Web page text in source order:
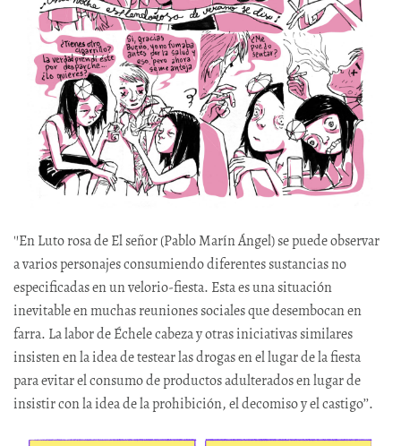
''En Luto rosa de El señor (Pablo Marín Ángel) se puede observar
a varios personajes consumiendo diferentes sustancias no
especificadas en un velorio-fiesta. Esta es una situación
inevitable en muchas reuniones sociales que desembocan en
farra. La labor de Échele cabeza y otras iniciativas similares
insisten en la idea de testear las drogas en el lugar de la fiesta
para evitar el consumo de productos adulterados en lugar de
insistir con la idea de la prohibición, el decomiso y el castigo’’.